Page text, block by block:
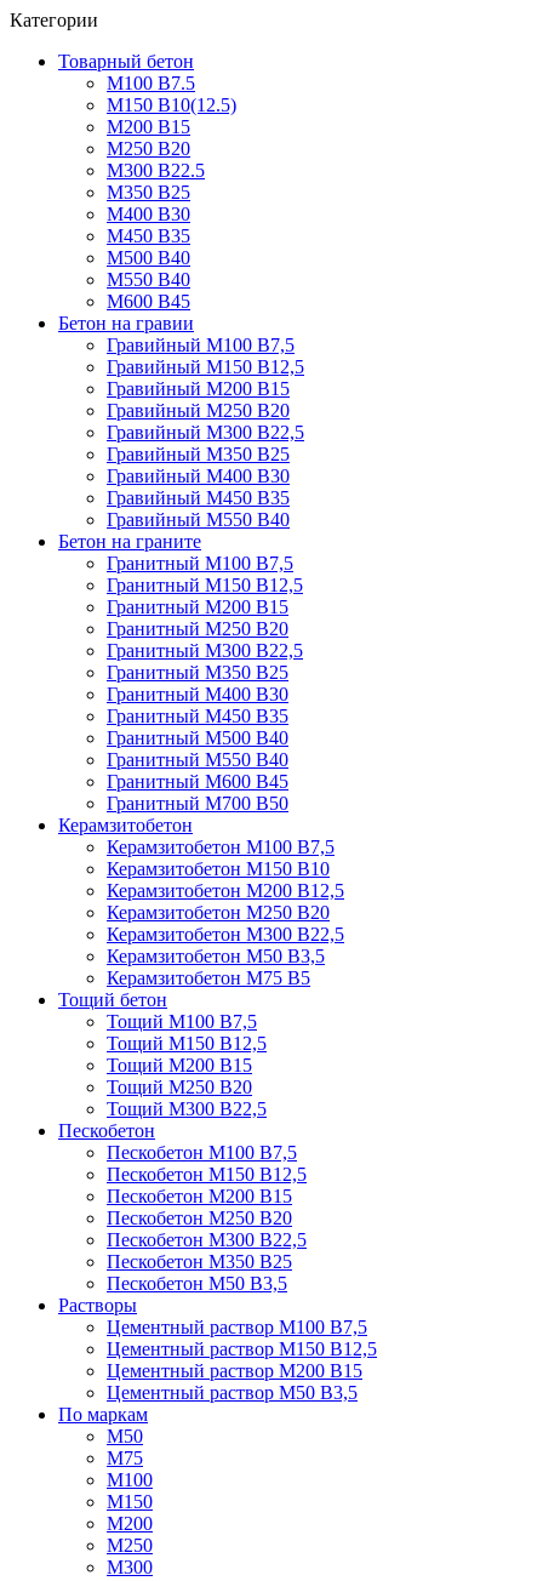
Категории
Товарный бетон
М100 В7.5
М150 В10(12.5)
М200 В15
М250 В20
М300 В22.5
М350 В25
М400 В30
М450 В35
М500 В40
М550 В40
М600 В45
Бетон на гравии
Гравийный М100 В7,5
Гравийный М150 В12,5
Гравийный М200 В15
Гравийный М250 В20
Гравийный М300 В22,5
Гравийный М350 В25
Гравийный М400 В30
Гравийный М450 В35
Гравийный М550 В40
Бетон на граните
Гранитный М100 В7,5
Гранитный М150 В12,5
Гранитный М200 В15
Гранитный М250 В20
Гранитный М300 В22,5
Гранитный М350 В25
Гранитный М400 В30
Гранитный М450 В35
Гранитный М500 В40
Гранитный М550 В40
Гранитный М600 В45
Гранитный М700 В50
Керамзитобетон
Керамзитобетон М100 В7,5
Керамзитобетон М150 В10
Керамзитобетон М200 В12,5
Керамзитобетон М250 В20
Керамзитобетон М300 В22,5
Керамзитобетон М50 В3,5
Керамзитобетон М75 В5
Тощий бетон
Тощий М100 В7,5
Тощий М150 В12,5
Тощий М200 В15
Тощий М250 В20
Тощий М300 В22,5
Пескобетон
Пескобетон М100 В7,5
Пескобетон М150 В12,5
Пескобетон М200 В15
Пескобетон М250 В20
Пескобетон М300 В22,5
Пескобетон М350 В25
Пескобетон М50 В3,5
Растворы
Цементный раствор М100 В7,5
Цементный раствор М150 В12,5
Цементный раствор М200 В15
Цементный раствор М50 В3,5
По маркам
М50
М75
М100
М150
М200
М250
М300